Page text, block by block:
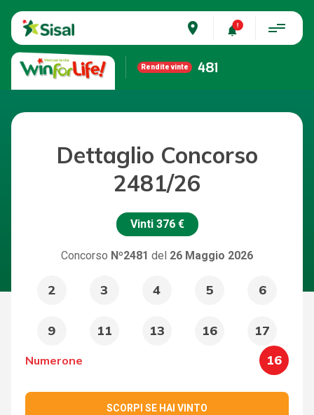
place
Rendite vinte 481
Dettaglio Concorso
2481/26
Vinti 376 €
Concorso Nº2481 del 26 Maggio 2026
2 3 4 5 6
9 11 13 16 17
Numerone 16
SCORPI SE HAI VINTO